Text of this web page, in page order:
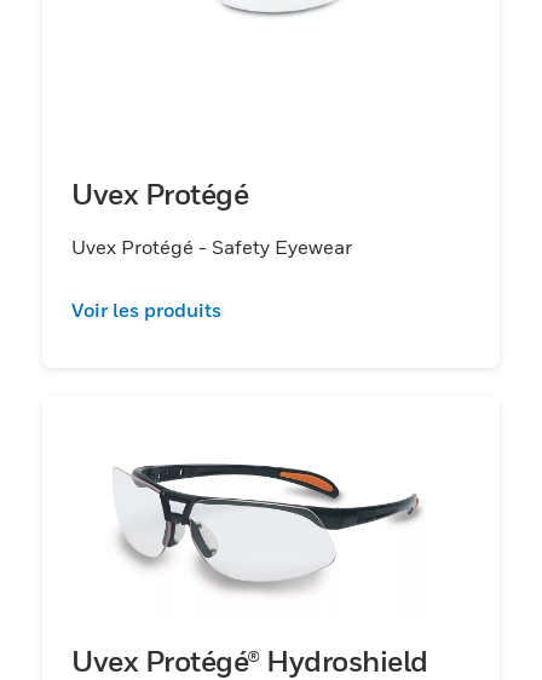
Uvex Protégé
Uvex Protégé - Safety Eyewear
Voir les produits
Uvex Protégé® Hydroshield